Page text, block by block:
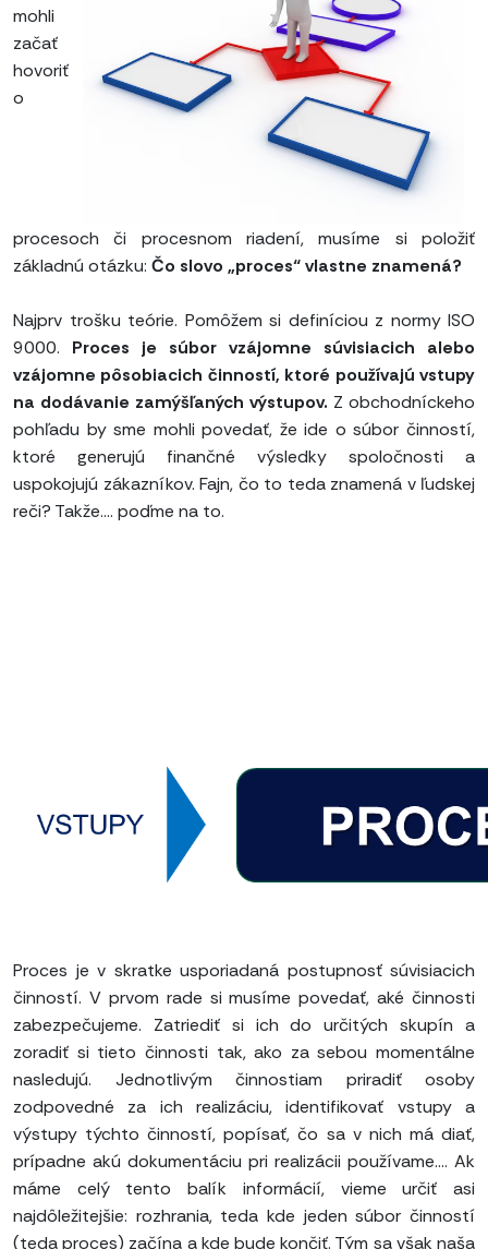
mohli
začať
hovoriť
o
procesoch či procesnom riadení, musíme si položiť
základnú otázku: Čo slovo „proces“ vlastne znamená?
Najprv trošku teórie. Pomôžem si definíciou z normy ISO
9000. Proces je súbor vzájomne súvisiacich alebo
vzájomne pôsobiacich činností, ktoré používajú vstupy
na dodávanie zamýšľaných výstupov. Z obchodníckeho
pohľadu by sme mohli povedať, že ide o súbor činností,
ktoré generujú finančné výsledky spoločnosti a
uspokojujú zákazníkov. Fajn, čo to teda znamená v ľudskej
reči? Takže.... poďme na to.
Proces je v skratke usporiadaná postupnosť súvisiacich
činností. V prvom rade si musíme povedať, aké činnosti
zabezpečujeme. Zatriediť si ich do určitých skupín a
zoradiť si tieto činnosti tak, ako za sebou momentálne
nasledujú. Jednotlivým činnostiam priradiť osoby
zodpovedné za ich realizáciu, identifikovať vstupy a
výstupy týchto činností, popísať, čo sa v nich má diať,
prípadne akú dokumentáciu pri realizácii používame.... Ak
máme celý tento balík informácií, vieme určiť asi
najdôležitejšie: rozhrania, teda kde jeden súbor činností
(teda proces) začína a kde bude končiť. Tým sa však naša